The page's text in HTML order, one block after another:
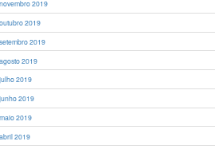
novembro 2019
outubro 2019
setembro 2019
agosto 2019
julho 2019
junho 2019
maio 2019
abril 2019